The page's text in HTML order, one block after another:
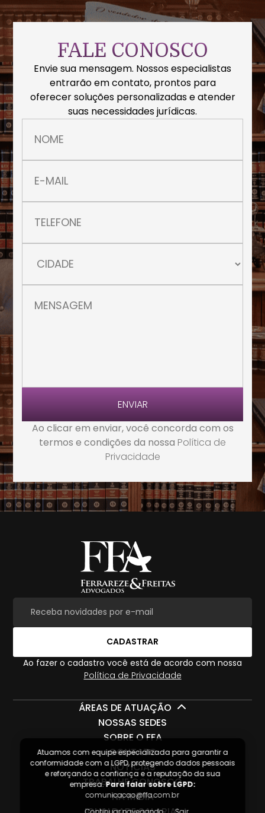
FALE CONOSCO
Envie sua mensagem. Nossos especialistas
entrarão em contato, prontos para
oferecer soluções personalizadas e atender
suas necessidades jurídicas.
ENVIAR
Ao clicar em enviar, você concorda com os
termos e condições da nossa Política de
Privacidade
CADASTRAR
Ao fazer o cadastro você está de acordo com nossa
Política de Privacidade
ÁREAS DE ATUAÇÃO
NOSSAS SEDES
SOBRE O FFA
CONTATO
NOTíCIAS
TRABALHE CONOSCO
NA MíDIA
Atuamos com equipe especializada para garantir a
conformidade com a LGPD, protegendo dados pessoais
e reforçando a confiança e a reputação da sua
empresa.Para falar sobre LGPD:
comunicacao@ffa.com.br